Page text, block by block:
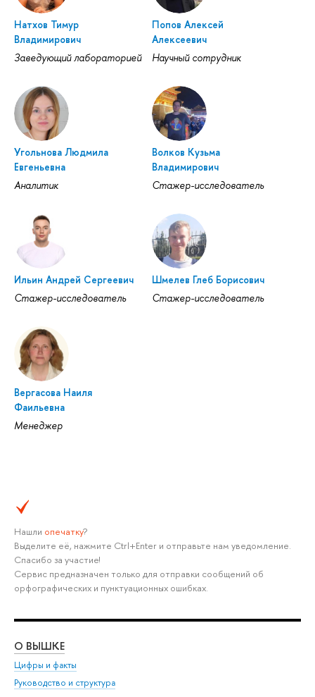
Натхов Тимур
Владимирович
Заведующий лабораторией
Попов Алексей
Алексеевич
Научный сотрудник
Угольнова Людмила
Евгеньевна
Аналитик
Волков Кузьма
Владимирович
Стажер-исследователь
Ильин Андрей Сергеевич
Стажер-исследователь
Шмелев Глеб Борисович
Стажер-исследователь
Вергасова Наиля
Фаильевна
Менеджер
Нашли опечатку?
Выделите её, нажмите Ctrl+Enter и отправьте нам уведомление.
Спасибо за участие!
Сервис предназначен только для отправки сообщений об
орфографических и пунктуационных ошибках.
О ВЫШКЕ
Цифры и факты
Руководство и структура